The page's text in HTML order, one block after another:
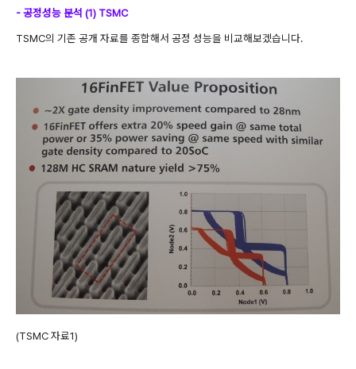
- 공정성능 분석 (1) TSMC
TSMC의 기존 공개 자료를 종합해서 공정 성능을 비교해보겠습니다.
(TSMC 자료1)